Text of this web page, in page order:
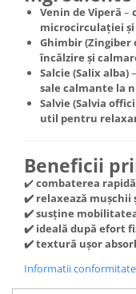
DELLA BORN
Vitamina B
Vitamina C
Vitamina D
Vitamina E
Vitamina K
Cătină
Chlorella
Colina
Electroliti
Produse Apicole
Venin de Viperă –
microcirculației
Ghimbir (Zingiber
încălzire și
Salcie (Salix alba)–
sale calmante la
Salvie (Salvia
util pentru
Beneficii
✔️combaterea
✔️ relaxează
✔️ susține
✔️ ideală după efort
✔️ textură ușor
Informatii